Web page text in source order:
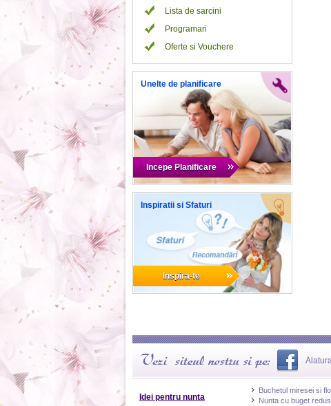
Lista de sarcini
Programari
Oferte si Vouchere
Unelte de planificare
Incepe Planificare
Inspiratii si Sfaturi
Inspira-te
Idei pentru nunta
Buchetul miresei si
Nunta cu buget redus